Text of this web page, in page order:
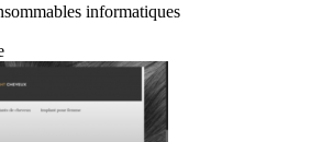
informatiques